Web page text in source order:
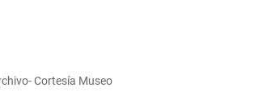
Cortesía Museo